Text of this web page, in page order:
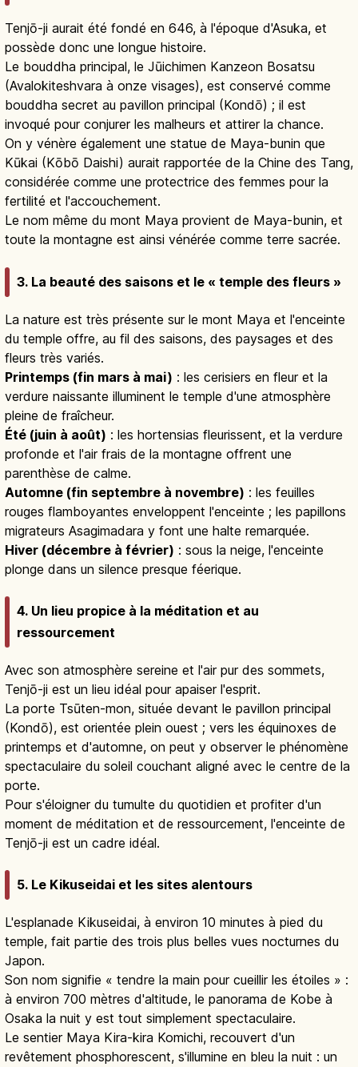
Tenjō-ji aurait été fondé en 646, à l'époque d'Asuka, et
possède donc une longue histoire.
Le bouddha principal, le Jūichimen Kanzeon Bosatsu
(Avalokiteshvara à onze visages), est conservé comme
bouddha secret au pavillon principal (Kondō) ; il est
invoqué pour conjurer les malheurs et attirer la chance.
On y vénère également une statue de Maya-bunin que
Kūkai (Kōbō Daishi) aurait rapportée de la Chine des Tang,
considérée comme une protectrice des femmes pour la
fertilité et l'accouchement.
Le nom même du mont Maya provient de Maya-bunin, et
toute la montagne est ainsi vénérée comme terre sacrée.
3. La beauté des saisons et le « temple des fleurs »
La nature est très présente sur le mont Maya et l'enceinte
du temple offre, au fil des saisons, des paysages et des
fleurs très variés.
Printemps (fin mars à mai) : les cerisiers en fleur et la
verdure naissante illuminent le temple d'une atmosphère
pleine de fraîcheur.
Été (juin à août) : les hortensias fleurissent, et la verdure
profonde et l'air frais de la montagne offrent une
parenthèse de calme.
Automne (fin septembre à novembre) : les feuilles
rouges flamboyantes enveloppent l'enceinte ; les papillons
migrateurs Asagimadara y font une halte remarquée.
Hiver (décembre à février) : sous la neige, l'enceinte
plonge dans un silence presque féerique.
4. Un lieu propice à la méditation et au
ressourcement
Avec son atmosphère sereine et l'air pur des sommets,
Tenjō-ji est un lieu idéal pour apaiser l'esprit.
La porte Tsūten-mon, située devant le pavillon principal
(Kondō), est orientée plein ouest ; vers les équinoxes de
printemps et d'automne, on peut y observer le phénomène
spectaculaire du soleil couchant aligné avec le centre de la
porte.
Pour s'éloigner du tumulte du quotidien et profiter d'un
moment de méditation et de ressourcement, l'enceinte de
Tenjō-ji est un cadre idéal.
5. Le Kikuseidai et les sites alentours
L'esplanade Kikuseidai, à environ 10 minutes à pied du
temple, fait partie des trois plus belles vues nocturnes du
Japon.
Son nom signifie « tendre la main pour cueillir les étoiles » :
à environ 700 mètres d'altitude, le panorama de Kobe à
Osaka la nuit y est tout simplement spectaculaire.
Le sentier Maya Kira-kira Komichi, recouvert d'un
revêtement phosphorescent, s'illumine en bleu la nuit : un